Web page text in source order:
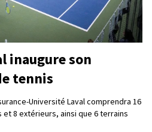
inaugure son
tennis
Université Laval comprendra 16
8 extérieurs, ainsi que 6 terrains